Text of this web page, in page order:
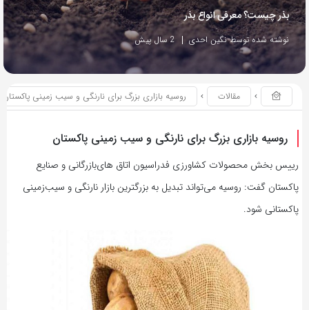
بذر چیست؟ معرفی انواع بذر
نوشته شده توسط نگین احدی 2 سال پیش
مقالات روسیه بازاری بزرگ برای نارنگی و سیب زمینی پاکستان
روسیه بازاری بزرگ برای نارنگی و سیب زمینی پاکستان
رییس بخش محصولات کشاورزی فدراسیون اتاق های‌بازرگانی و صنایع
پاکستان گفت: روسیه می‌تواند تبدیل به بزرگترین بازار نارنگی و سیب‌زمینی
پاکستانی شود.